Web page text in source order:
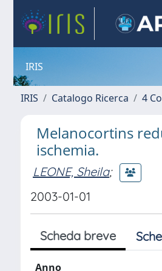
IRIS
IRIS Catalogo Ricerca 4
Melanocortins
ischemia.
LEONE, Sheila;
2003-01-01
Scheda breve
Anno